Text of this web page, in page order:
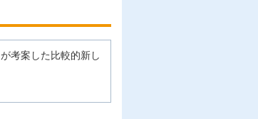
考案した比較的新し